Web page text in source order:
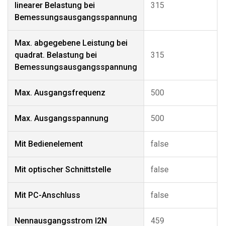
linearer Belastung bei
Bemessungsausgangsspannung
315
Max. abgegebene Leistung bei
quadrat. Belastung bei
Bemessungsausgangsspannung
315
Max. Ausgangsfrequenz 500
Max. Ausgangsspannung 500
Mit Bedienelement false
Mit optischer Schnittstelle false
Mit PC-Anschluss false
Nennausgangsstrom I2N 459